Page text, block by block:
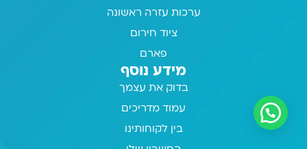
ערכות עזרה ראשונה
ציוד חירום
פארם
מידע נוסף
בדוק את עצמך
עמוד מדריכים
בין לקוחותינו